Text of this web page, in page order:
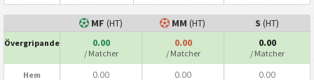
MF (HT) MM (HT) S (HT)
Övergripande 0.00
/ Matcher
0.00
/ Matcher
0.00
/ Matcher
Hem 0.00 0.00 0.00